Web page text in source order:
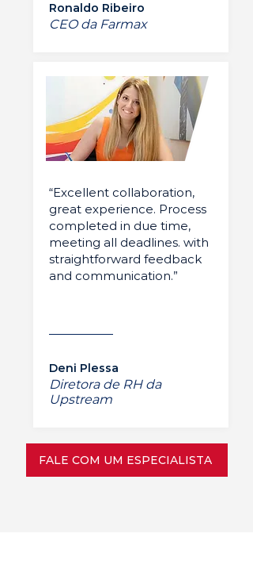
Ronaldo Ribeiro
CEO da Farmax
“Excellent collaboration,
great experience. Process
completed in due time,
meeting all deadlines. with
straightforward feedback
and communication.”
Deni Plessa
Diretora de RH da
Upstream
FALE COM UM ESPECIALISTA